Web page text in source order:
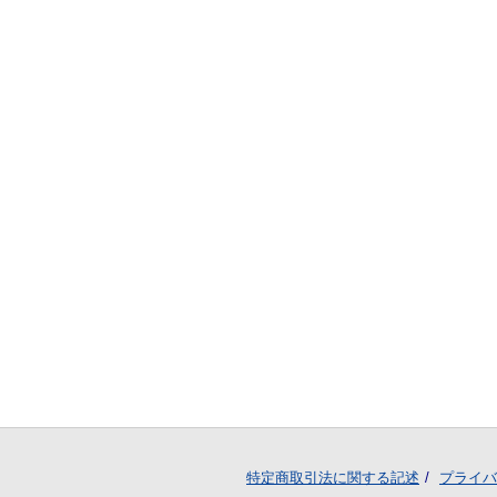
特定商取引法に関する記述 プライ